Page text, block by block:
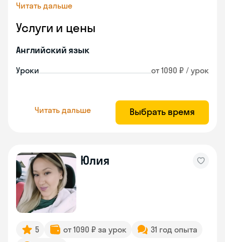
Читать дальше
Услуги и цены
Английский язык
Уроки от 1090 ₽ / урок
Читать дальше Выбрать время
Юлия
5 от 1090 ₽ за урок
31 год опыта